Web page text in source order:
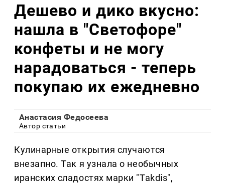
Дешево и дико вкусно:
нашла в "Светофоре"
конфеты и не могу
нарадоваться - теперь
покупаю их ежедневно
Анастасия Федосеева
Автор статьи
Кулинарные открытия случаются
внезапно. Так я узнала о необычных
иранских сладостях марки "Takdis",